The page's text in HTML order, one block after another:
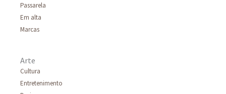
Passarela
Em alta
Marcas
Arte
Cultura
Entretenimento